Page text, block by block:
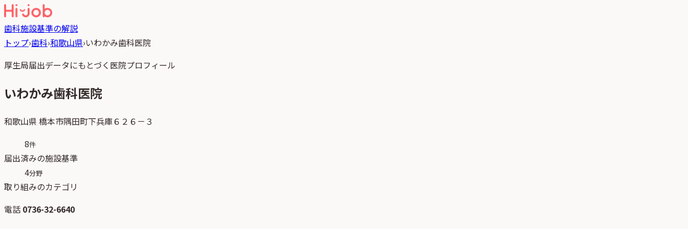
歯科施設基準の解説
トップ›歯科›和歌山県›いわかみ歯科医院
厚生局届出データにもとづく医院プロフィール
いわかみ歯科医院
和歌山県 橋本市隅田町下兵庫６２６－３
8件
届出済みの施設基準
4分野
取り組みのカテゴリ
電話 0736-32-6640